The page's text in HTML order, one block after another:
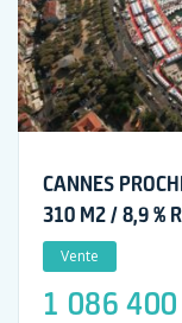
CANNES
310 M2 / 8,9 %
Vente
1 086